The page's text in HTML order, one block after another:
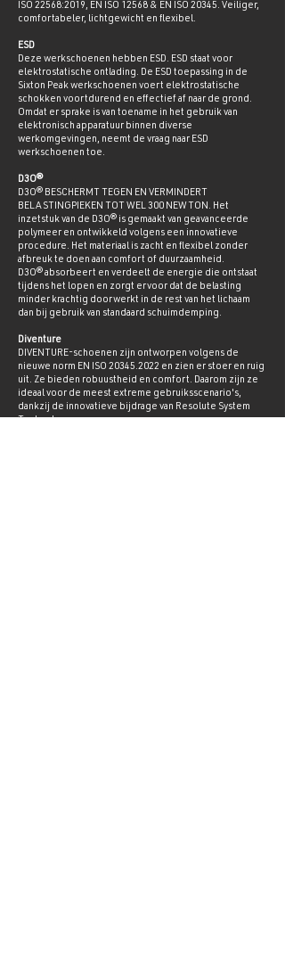
ISO 22568:2019, EN ISO 12568 & EN ISO 20345. Veiliger,
comfortabeler, lichtgewicht en flexibel.
ESD
Deze werkschoenen hebben ESD. ESD staat voor
elektrostatische ontlading. De ESD toepassing in de
Sixton Peak werkschoenen voert elektrostatische
schokken voortdurend en effectief af naar de grond.
Omdat er sprake is van toename in het gebruik van
elektronisch apparatuur binnen diverse
werkomgevingen, neemt de vraag naar ESD
werkschoenen toe.
D3O®
D3O® BESCHERMT TEGEN EN VERMINDERT
BELASTINGPIEKEN TOT WEL 300 NEWTON. Het
inzetstuk van de D3O® is gemaakt van geavanceerde
polymeer en ontwikkeld volgens een innovatieve
procedure. Het materiaal is zacht en flexibel zonder
afbreuk te doen aan comfort of duurzaamheid.
D3O® absorbeert en verdeelt de energie die ontstaat
tijdens het lopen en zorgt ervoor dat de belasting
minder krachtig doorwerkt in de rest van het lichaam
dan bij gebruik van standaard schuimdemping.
Diventure
DIVENTURE-schoenen zijn ontworpen volgens de
nieuwe norm EN ISO 20345.2022 en zien er stoer en ruig
uit. Ze bieden robuustheid en comfort. Daarom zijn ze
ideaal voor de meest extreme gebruiksscenario's,
dankzij de innovatieve bijdrage van Resolute System
Technology.